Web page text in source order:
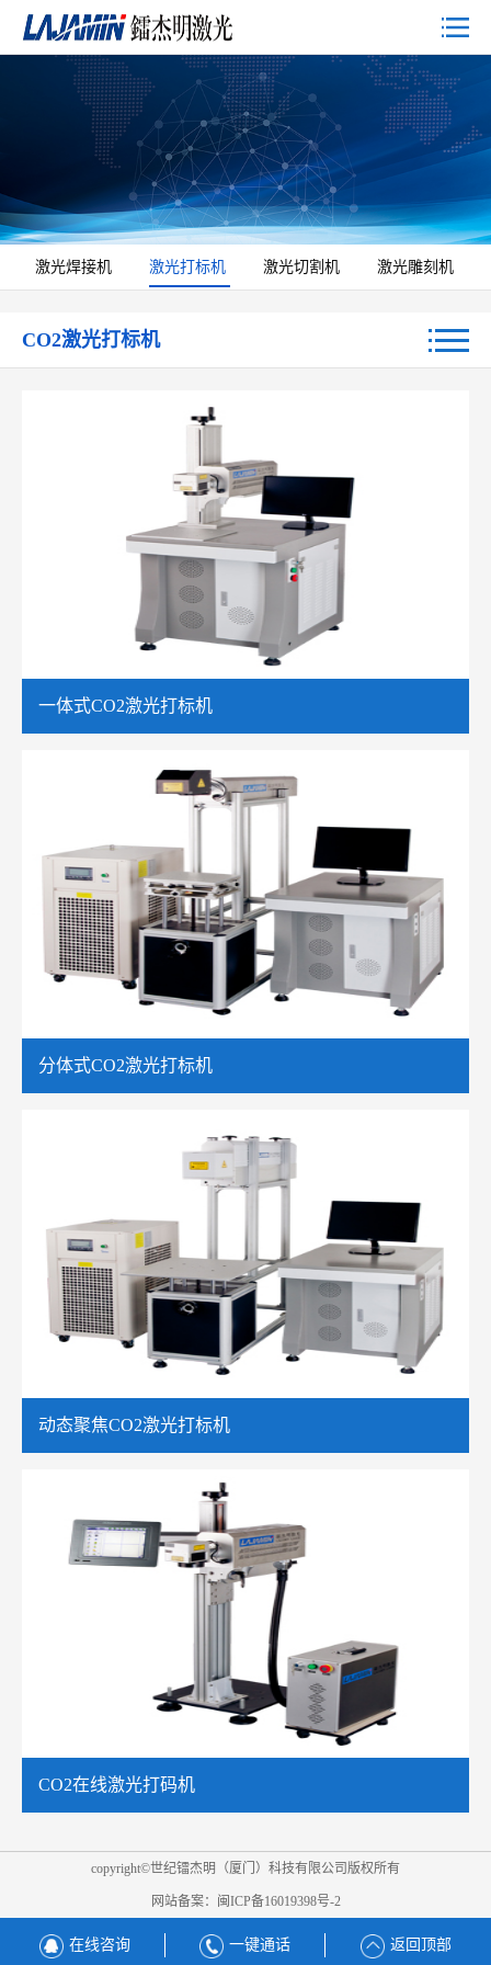
激光焊接机 激光打标机 激光切割机 激光雕刻机
CO2激光打标机
一体式CO2激光打标机
分体式CO2激光打标机
动态聚焦CO2激光打标机
CO2在线激光打码机
copyright©世纪镭杰明（厦门）科技有限公司版权所有
网站备案： 闽ICP备16019398号-2
在线咨询 一键通话 返回顶部